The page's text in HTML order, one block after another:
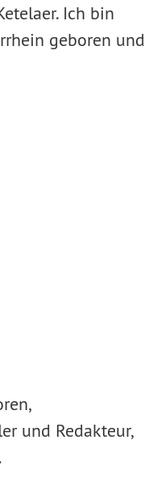
Ich bin
geboren und
und Redakteur,